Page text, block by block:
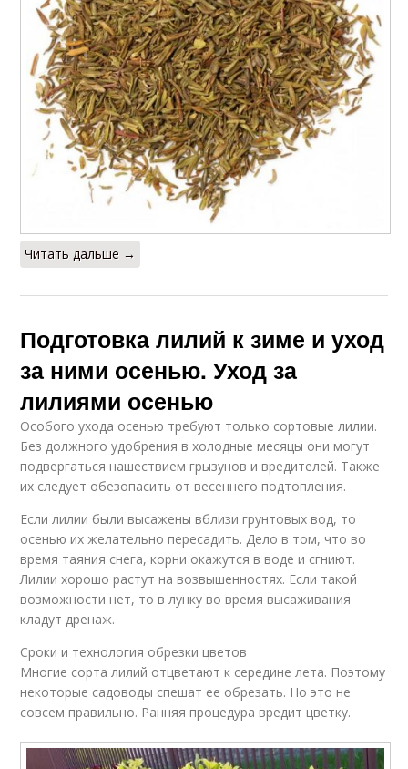
Читать дальше →
Подготовка лилий к зиме и уход
за ними осенью. Уход за
лилиями осенью
Особого ухода осенью требуют только сортовые лилии.
Без должного удобрения в холодные месяцы они могут
подвергаться нашествием грызунов и вредителей. Также
их следует обезопасить от весеннего подтопления.
Если лилии были высажены вблизи грунтовых вод, то
осенью их желательно пересадить. Дело в том, что во
время таяния снега, корни окажутся в воде и сгниют.
Лилии хорошо растут на возвышенностях. Если такой
возможности нет, то в лунку во время высаживания
кладут дренаж.
Сроки и технология обрезки цветов
Многие сорта лилий отцветают к середине лета. Поэтому
некоторые садоводы спешат ее обрезать. Но это не
совсем правильно. Ранняя процедура вредит цветку.